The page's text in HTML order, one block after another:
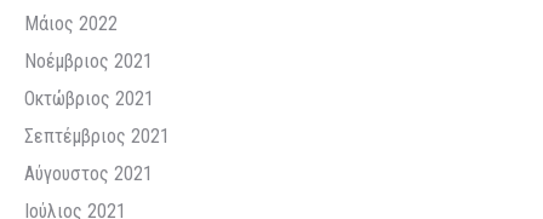
Μάιος 2022
Νοέμβριος 2021
Οκτώβριος 2021
Σεπτέμβριος 2021
Αύγουστος 2021
Ιούλιος 2021